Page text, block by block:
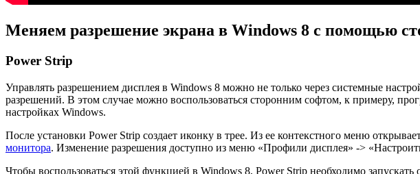
Меняем разрешение экрана в Windows 8 с помощью
Power Strip
Управлять разрешением дисплея в Windows 8 можно не только через системные
разрешений. В этом случае можно воспользоваться сторонним софтом, к примеру,
настройках Windows.
После установки Power Strip создает иконку в трее. Из ее контекстного меню
монитора. Изменение разрешения доступно из меню «Профили дисплея» ->
Чтобы воспользоваться этой функцией в Windows 8, Power Strip необходимо запускать